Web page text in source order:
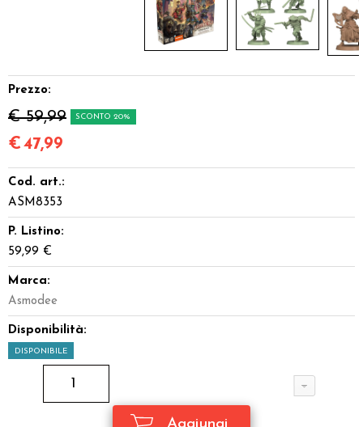
Prezzo:
€ 59,99 SCONTO 20%
€47,99
Cod. art.:
ASM8353
P. Listino:
59,99 €
Marca:
Asmodee
Disponibilità:
DISPONIBILE